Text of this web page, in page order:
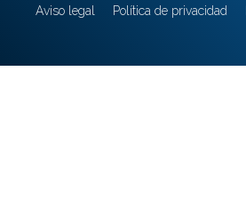
Aviso legal
Política de privacidad